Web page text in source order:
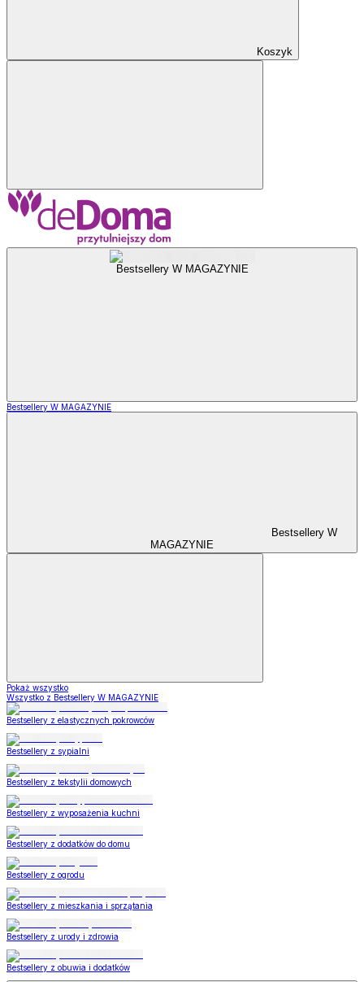
Koszyk
Bestsellery W MAGAZYNIE
Bestsellery W MAGAZYNIE
Bestsellery W
MAGAZYNIE
Pokaż wszystko
Wszystko z Bestsellery W MAGAZYNIE
Bestsellery z elastycznych pokrowców
Bestsellery z sypialni
Bestsellery z tekstylii domowych
Bestsellery z wyposażenia kuchni
Bestsellery z dodatków do domu
Bestsellery z ogrodu
Bestsellery z mieszkania i sprzątania
Bestsellery z urody i zdrowia
Bestsellery z obuwia i dodatków